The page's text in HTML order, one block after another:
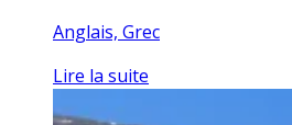
Anglais, Grec
Lire la suite